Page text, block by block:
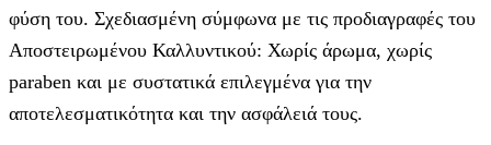
φύση του. Σχεδιασμένη σύμφωνα με τις προδιαγραφές του
Αποστειρωμένου Καλλυντικού: Χωρίς άρωμα, χωρίς
paraben και με συστατικά επιλεγμένα για την
αποτελεσματικότητα και την ασφάλειά τους.